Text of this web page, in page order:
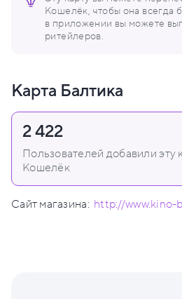
Кошелёк, чтобы она всегда
в приложении вы можете
ритейлеров.
Карта Балтика
2 422
Пользователей добавили эту
Кошелёк
Сайт магазина: http://www.kino-